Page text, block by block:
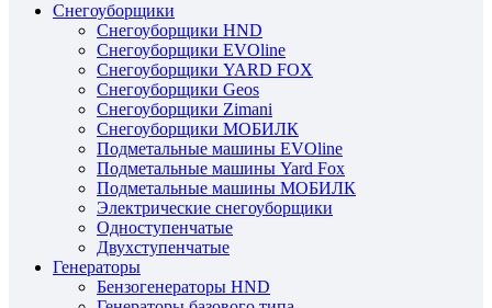
Снегоуборщики
Снегоуборщики HND
Снегоуборщики EVOline
Снегоуборщики YARD FOX
Снегоуборщики Geos
Снегоуборщики Zimani
Снегоуборщики МОБИЛК
Подметальные машины EVOline
Подметальные машины Yard Fox
Подметальные машины МОБИЛК
Электрические снегоуборщики
Одноступенчатые
Двухступенчатые
Генераторы
Бензогенераторы HND